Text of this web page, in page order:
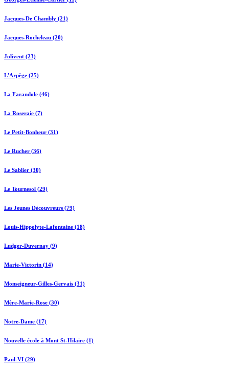
Jacques-De Chambly (21)
Jacques-Rocheleau (20)
Jolivent (23)
L'Arpège (25)
La Farandole (46)
La Roseraie (7)
Le Petit-Bonheur (31)
Le Rucher (36)
Le Sablier (30)
Le Tournesol (29)
Les Jeunes Découvreurs (79)
Louis-Hippolyte-Lafontaine (18)
Ludger-Duvernay (9)
Marie-Victorin (14)
Monseigneur-Gilles-Gervais (31)
Mère-Marie-Rose (30)
Notre-Dame (17)
Nouvelle école à Mont St-Hilaire (1)
Paul-VI (29)